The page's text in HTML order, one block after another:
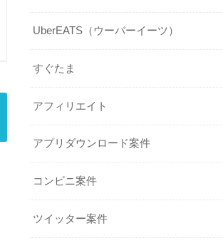
UberEATS（ウーバーイーツ）
すぐたま
アフィリエイト
アプリダウンロード案件
コンビニ案件
ツイッター案件